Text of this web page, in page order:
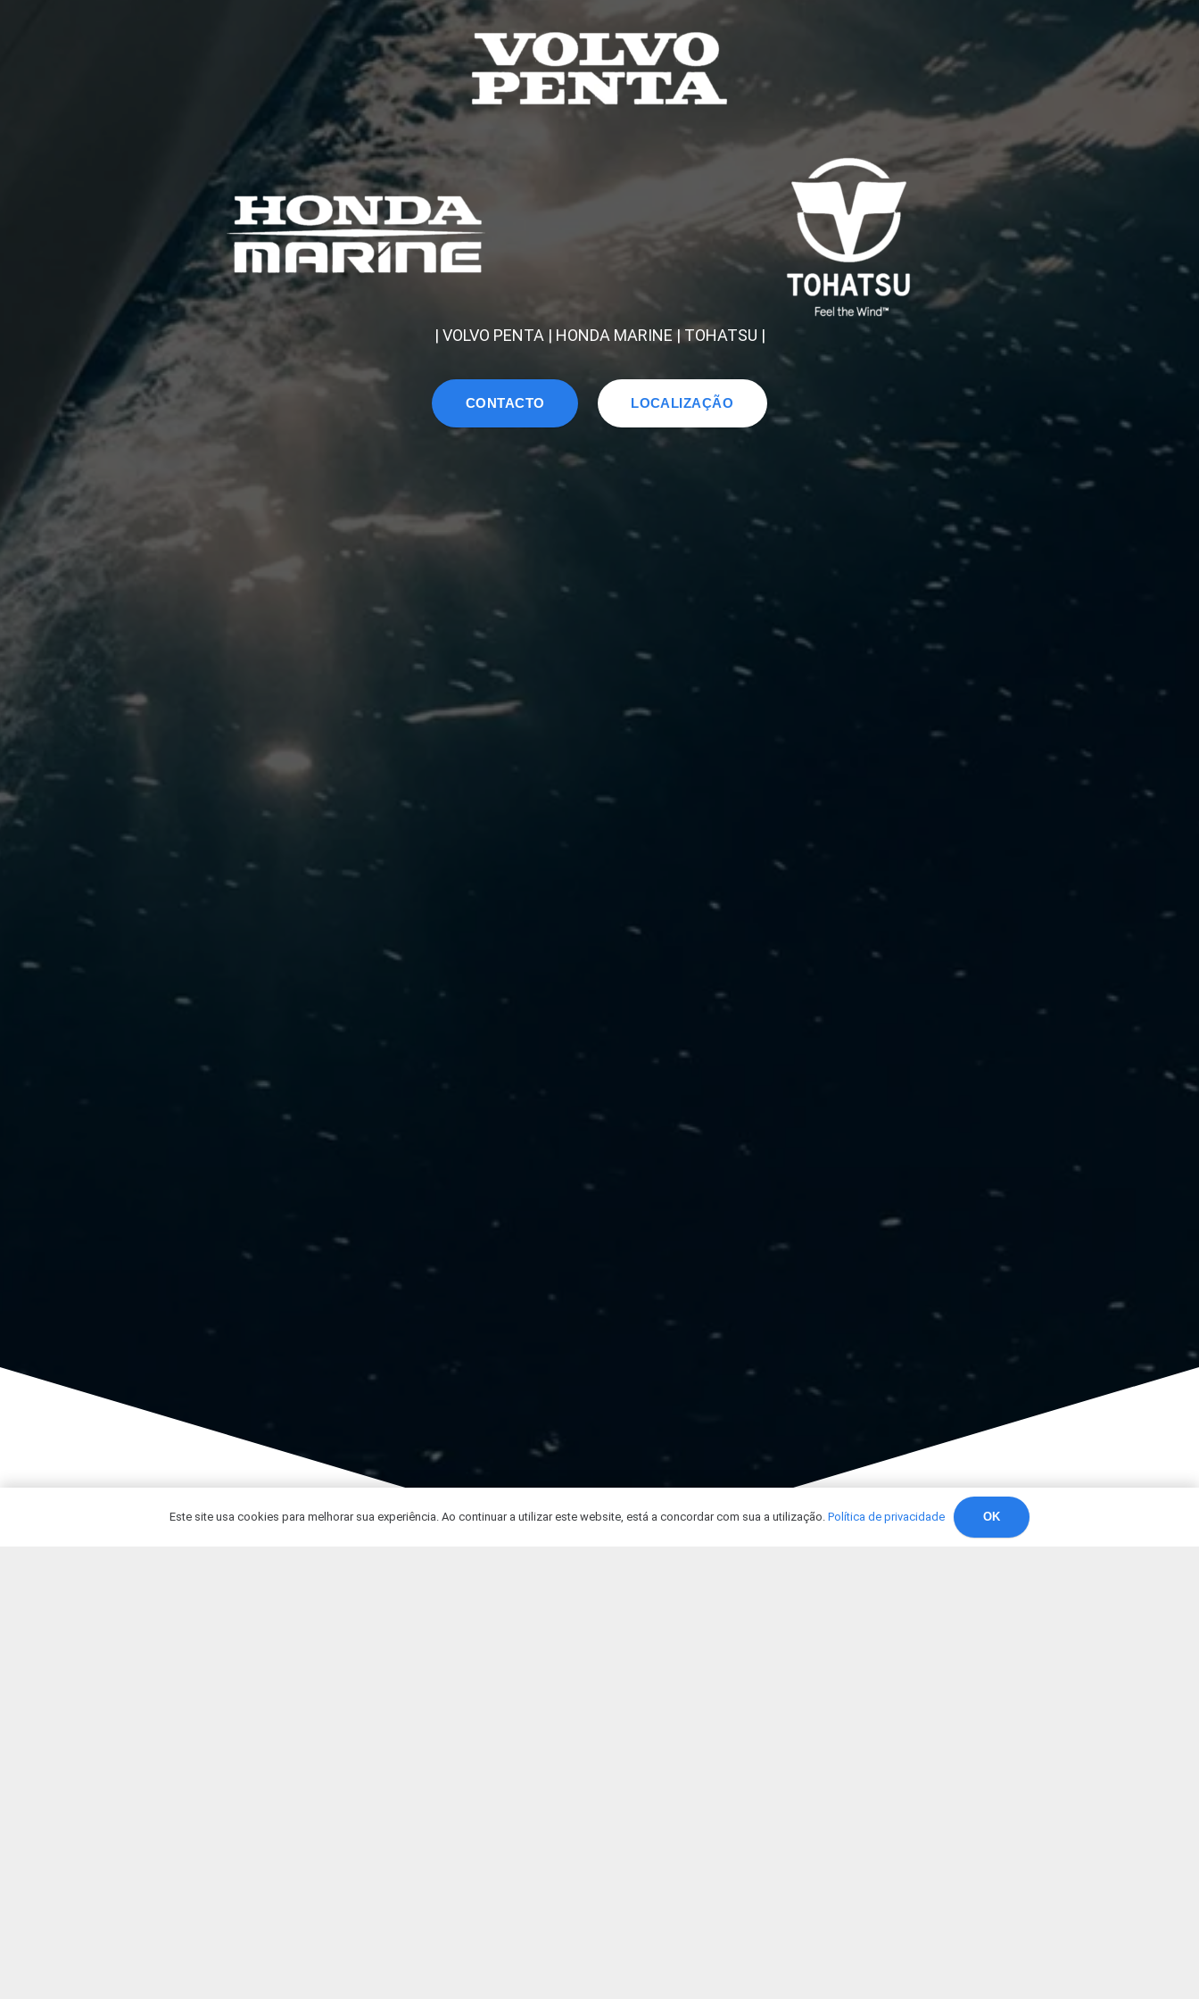
| VOLVO PENTA | HONDA MARINE | TOHATSU |
CONTACTO LOCALIZAÇÃO
Este site usa cookies para melhorar sua experiência. Ao continuar a utilizar este website, está a concordar com sua a utilização.Política de privacidade OK